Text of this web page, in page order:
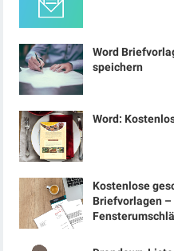
Word
speichern
Word:
Kostenlose
Briefvorlagen